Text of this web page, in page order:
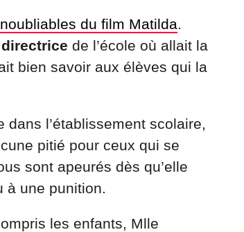
du film Matilda.
directrice de l’école où allait la
bien savoir aux élèves qui la
l’établissement scolaire,
pitié pour ceux qui se
sont apeurés dès qu’elle
à une punition.
les enfants, Mlle